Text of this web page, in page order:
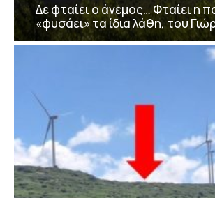
Δε φταίει ο άνεμος… Φταίει η
«φυσάει» τα ίδια λάθη, του